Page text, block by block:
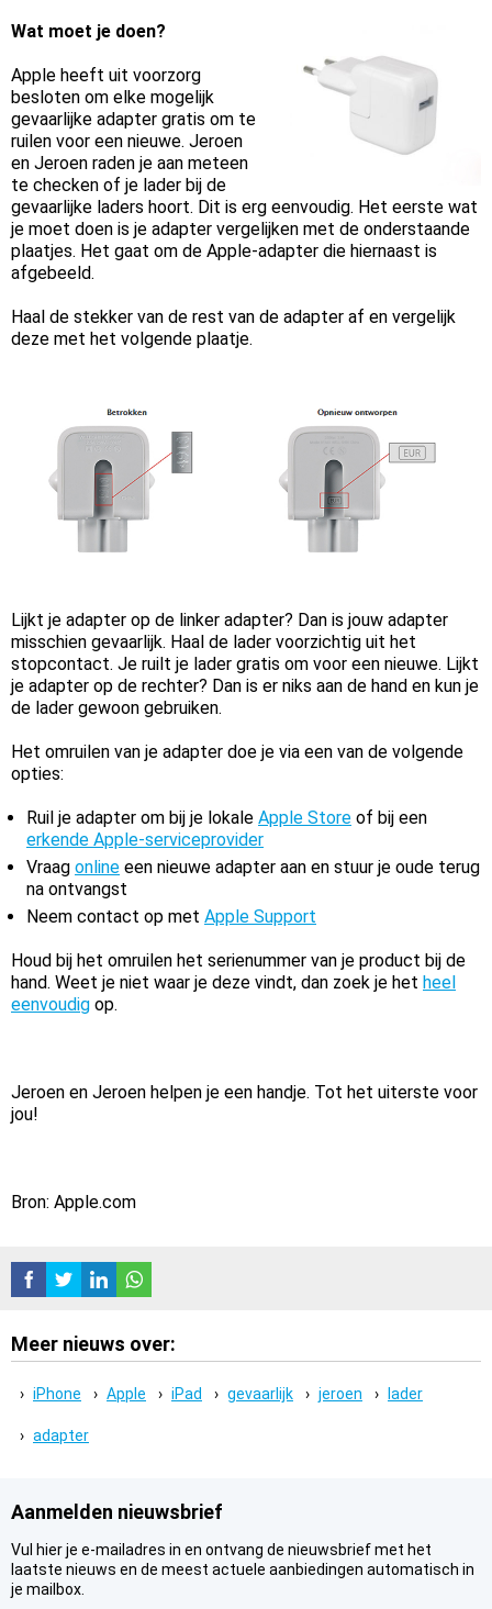
Wat moet je doen?
Apple heeft uit voorzorg
besloten om elke mogelijk
gevaarlijke adapter gratis om te
ruilen voor een nieuwe. Jeroen
en Jeroen raden je aan meteen
te checken of je lader bij de
gevaarlijke laders hoort. Dit is erg eenvoudig. Het eerste wat
je moet doen is je adapter vergelijken met de onderstaande
plaatjes. Het gaat om de Apple-adapter die hiernaast is
afgebeeld.
Haal de stekker van de rest van de adapter af en vergelijk
deze met het volgende plaatje.
Lijkt je adapter op de linker adapter? Dan is jouw adapter
misschien gevaarlijk. Haal de lader voorzichtig uit het
stopcontact. Je ruilt je lader gratis om voor een nieuwe. Lijkt
je adapter op de rechter? Dan is er niks aan de hand en kun je
de lader gewoon gebruiken.
Het omruilen van je adapter doe je via een van de volgende
opties:
Ruil je adapter om bij je lokale Apple Store of bij een
erkende Apple-serviceprovider
Vraag online een nieuwe adapter aan en stuur je oude terug
na ontvangst
Neem contact op met Apple Support
Houd bij het omruilen het serienummer van je product bij de
hand. Weet je niet waar je deze vindt, dan zoek je het heel
eenvoudig op.
Jeroen en Jeroen helpen je een handje. Tot het uiterste voor
jou!
Bron: Apple.com
Meer nieuws over:
iPhone Apple iPad gevaarlijk jeroen lader
adapter
Aanmelden nieuwsbrief
Vul hier je e-mailadres in en ontvang de nieuwsbrief met het
laatste nieuws en de meest actuele aanbiedingen automatisch in
je mailbox.